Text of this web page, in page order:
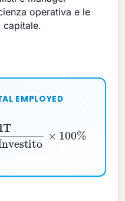
operativa e le
capitale.
EMPLOYED
100